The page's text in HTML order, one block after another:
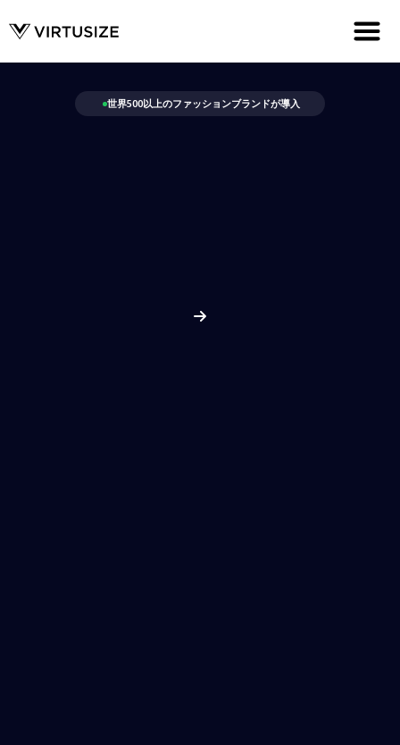
世界500以上のファッションブランドが導入